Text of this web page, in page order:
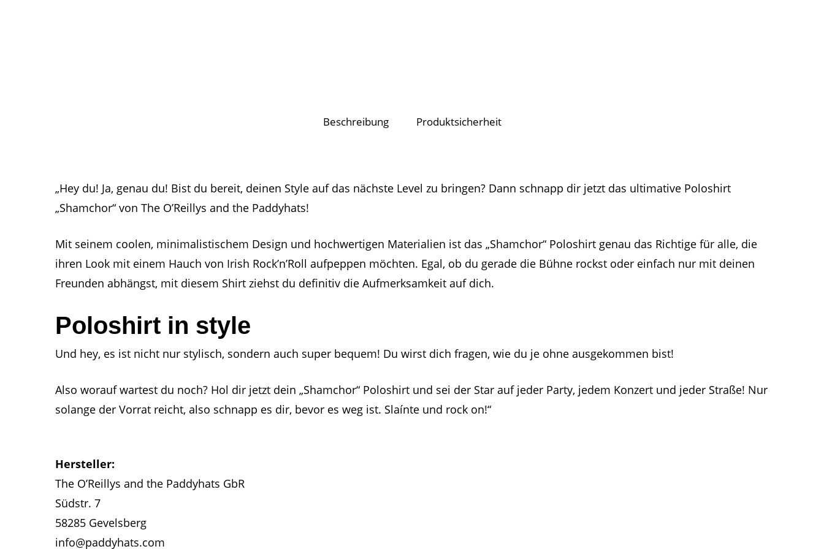
Beschreibung Produktsicherheit
„Hey du! Ja, genau du! Bist du bereit, deinen Style auf das nächste Level zu bringen? Dann schnapp dir jetzt das ultimative Poloshirt
„Shamchor“ von The O’Reillys and the Paddyhats!
Mit seinem coolen, minimalistischem Design und hochwertigen Materialien ist das „Shamchor“ Poloshirt genau das Richtige für alle, die
ihren Look mit einem Hauch von Irish Rock’n’Roll aufpeppen möchten. Egal, ob du gerade die Bühne rockst oder einfach nur mit deinen
Freunden abhängst, mit diesem Shirt ziehst du definitiv die Aufmerksamkeit auf dich.
Poloshirt in style
Und hey, es ist nicht nur stylisch, sondern auch super bequem! Du wirst dich fragen, wie du je ohne ausgekommen bist!
Also worauf wartest du noch? Hol dir jetzt dein „Shamchor“ Poloshirt und sei der Star auf jeder Party, jedem Konzert und jeder Straße! Nur
solange der Vorrat reicht, also schnapp es dir, bevor es weg ist. Slaínte und rock on!“
Hersteller:
The O’Reillys and the Paddyhats GbR
Südstr. 7
58285 Gevelsberg
info@paddyhats.com